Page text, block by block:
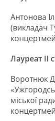
Антонова
(викладач
Лауреат ІІ
Воротнюк
міської